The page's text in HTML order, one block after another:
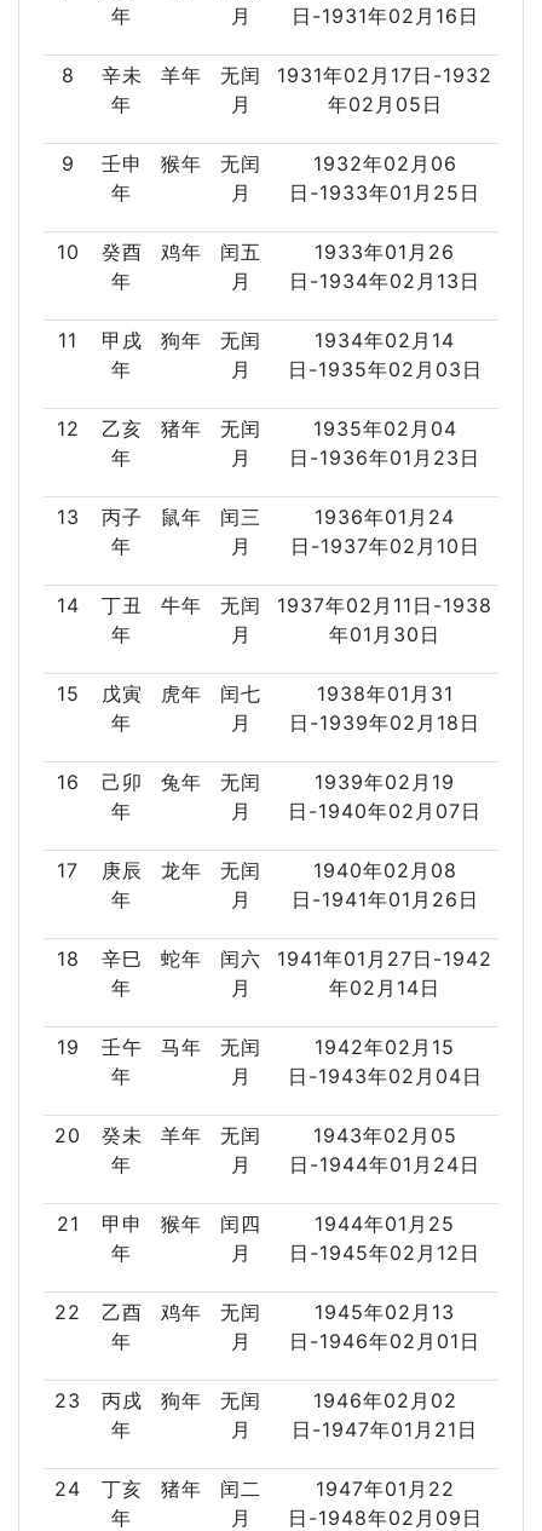
年
月
日-1931年02月16日
8
辛未
年
羊年
无闰
月
1931年02月17日-1932
年02月05日
9
壬申
年
猴年
无闰
月
1932年02月06
日-1933年01月25日
10
癸酉
年
鸡年
闰五
月
1933年01月26
日-1934年02月13日
11
甲戌
年
狗年
无闰
月
1934年02月14
日-1935年02月03日
12
乙亥
年
猪年
无闰
月
1935年02月04
日-1936年01月23日
13
丙子
年
鼠年
闰三
月
1936年01月24
日-1937年02月10日
14
丁丑
年
牛年
无闰
月
1937年02月11日-1938
年01月30日
15
戊寅
年
虎年
闰七
月
1938年01月31
日-1939年02月18日
16
己卯
年
兔年
无闰
月
1939年02月19
日-1940年02月07日
17
庚辰
年
龙年
无闰
月
1940年02月08
日-1941年01月26日
18
辛巳
年
蛇年
闰六
月
1941年01月27日-1942
年02月14日
19
壬午
年
马年
无闰
月
1942年02月15
日-1943年02月04日
20
癸未
年
羊年
无闰
月
1943年02月05
日-1944年01月24日
21
甲申
年
猴年
闰四
月
1944年01月25
日-1945年02月12日
22
乙酉
年
鸡年
无闰
月
1945年02月13
日-1946年02月01日
23
丙戌
年
狗年
无闰
月
1946年02月02
日-1947年01月21日
24
丁亥
年
猪年
闰二
月
1947年01月22
日-1948年02月09日